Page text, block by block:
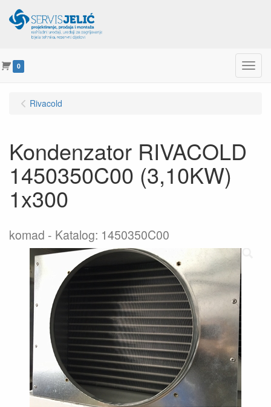
0 Menu
Rivacold
Kondenzator RIVACOLD
1450350C00 (3,10KW)
1x300
komad Katalog: 1450350C00